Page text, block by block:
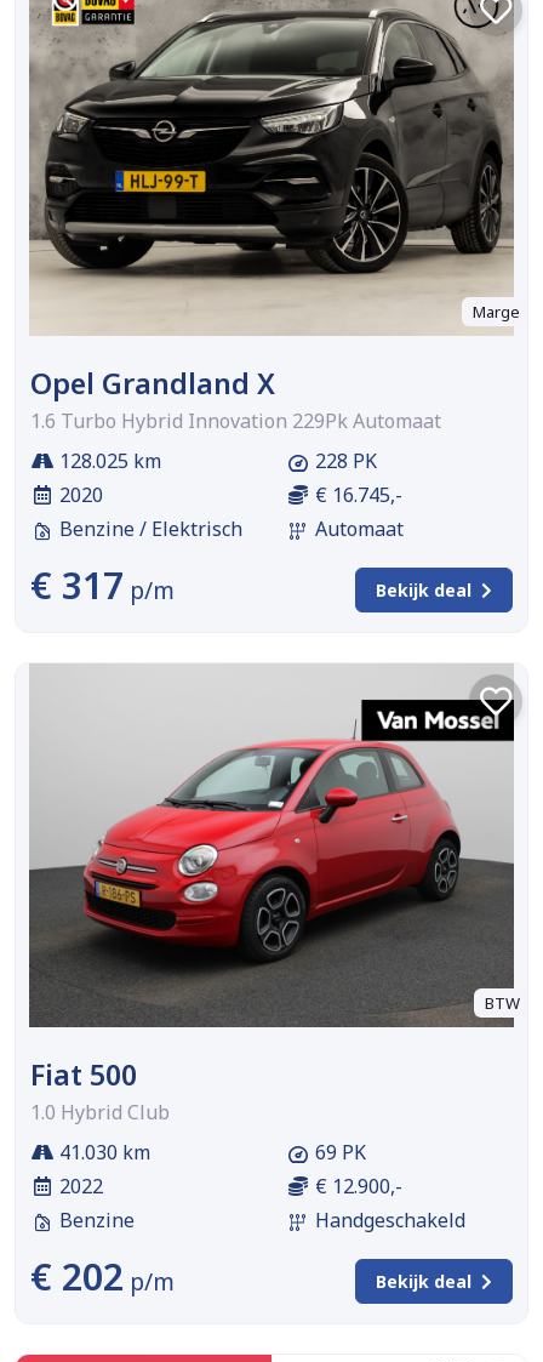
Marge
Opel Grandland X
1.6 Turbo Hybrid Innovation 229Pk Automaat
128.025 km
2020
Benzine / Elektrisch
228 PK
€ 16.745,-
Automaat
€ 317 p/m Bekijk deal
BTW
Fiat 500
1.0 Hybrid Club
41.030 km
2022
Benzine
69 PK
€ 12.900,-
Handgeschakeld
€ 202 p/m Bekijk deal